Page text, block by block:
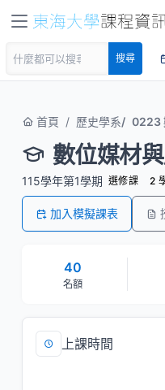
搜尋
首頁 歷史學系 0223
數位媒材
115學年第1學期 選修課 2
加入模擬課表
40
名額
上課時間